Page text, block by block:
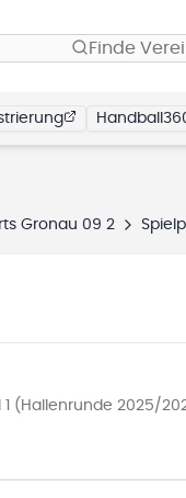
Finde
Gronau 09 2
(Hallenrunde 2025/